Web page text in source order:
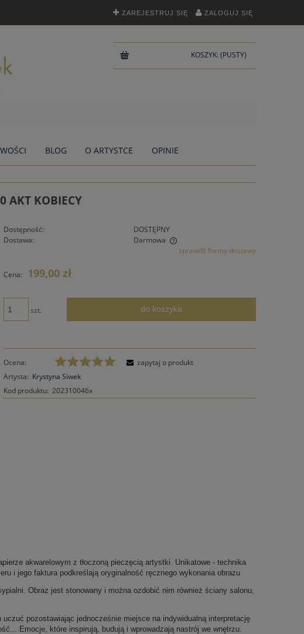
ZAREJESTRUJ SIĘ ZALOGUJ SIĘ
KOSZYK: (PUSTY)
BLOG O ARTYSTCE OPINIE
AKT KOBIECY
Dostępność:
DOSTĘPNY
Dostawa:
Darmowa
płatności
sprawdź formy dostawy
Cena: 199,00 zł
szt. do koszyka
Ocena:
Artysta: Krystyna Siwek
Kod produktu: 202310046x
zapytaj o produkt
akwarelowym z tłoczoną pieczęcią artystki. Unikatowe - technika
i jego faktura podkreślają oryginalność ręcznego wykonania obrazu
Obraz jest stonowany i można ozdobić nim również ściany salonu,
pozostawiając jednocześnie miejsce na indywidualną interpretację
Emocje, które inspirują, budują i wprowadzają nastrój we wnętrzu.